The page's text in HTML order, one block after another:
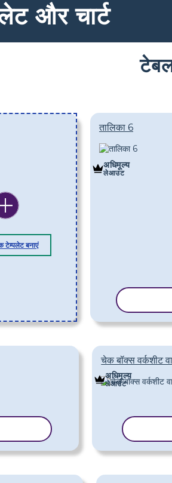
और चार्ट
टेम्पलेट बनाएं
तालिका 6
अधिमूल्य
लेआउट
चेक बॉक्स वर्कशीट
अधिमूल्य
लेआउट